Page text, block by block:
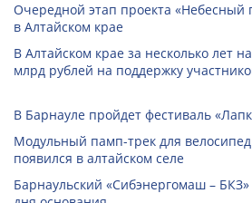
Очередной этап проекта «Небесный
в Алтайском крае
В Алтайском крае за несколько лет
млрд рублей на поддержку
В Барнауле пройдет фестиваль
Модульный памп-трек для
появился в алтайском селе
Барнаульский «Сибэнергомаш –